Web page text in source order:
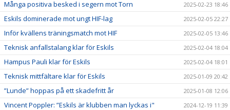
Många positiva besked i segern mot Torn 2025-02-23 18:46
Eskils dominerade mot ungt HIF-lag 2025-02-05 22:27
Inför kvällens träningsmatch mot HIF 2025-02-05 13:46
Teknisk anfallstalang klar för Eskils 2025-02-04 18:04
Hampus Pauli klar för Eskils 2025-02-04 18:01
Teknisk mittfältare klar för Eskils 2025-01-09 20:42
”Lunde” hoppas på ett skadefritt år 2025-01-08 12:06
Vincent Poppler: ”Eskils är klubben man lyckas i" 2024-12-19 11:39